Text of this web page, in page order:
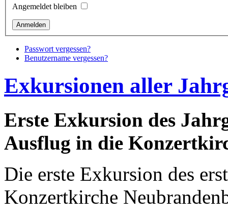
Angemeldet bleiben
Passwort vergessen?
Benutzername vergessen?
Exkursionen aller
Erste Exkursion des
Ausflug in die
Die erste Exkursion des
Konzertkirche